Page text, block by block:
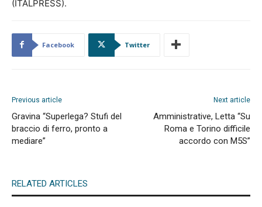
(ITALPRESS).
Facebook Twitter
Previous article
Gravina “Superlega? Stufi del
braccio di ferro, pronto a
mediare”
Next article
Amministrative, Letta “Su
Roma e Torino difficile
accordo con M5S”
RELATED ARTICLES